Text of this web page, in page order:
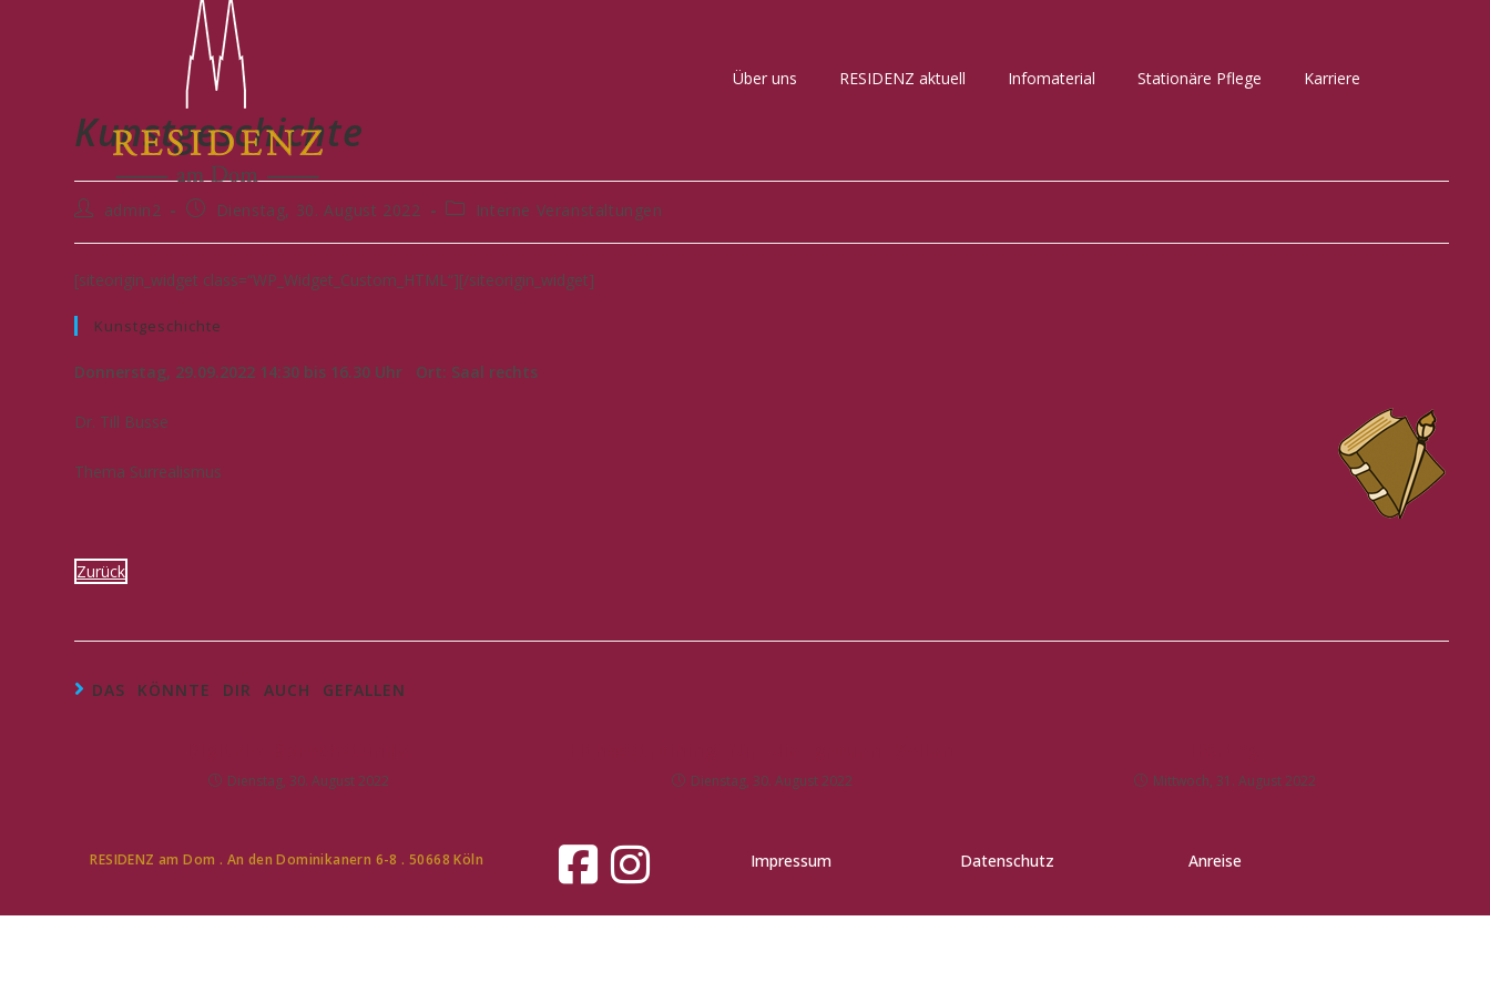
Über uns RESIDENZ aktuell Infomaterial Stationäre Pflege Karriere
Kunstgeschichte
admin2 Dienstag, 30. August 2022 Interne Veranstaltungen
[siteorigin_widget class=“WP_Widget_Custom_HTML“][/siteorigin_widget]
Kunstgeschichte
Donnerstag, 29.09.2022 14:30 bis 16.30 Uhr Ort: Saal rechts
Dr. Till Busse
Thema Surrealismus
Zurück
DAS KÖNNTE DIR AUCH GEFALLEN
Dienstag, 30. August 2022 Dienstag, 30. August 2022 Mittwoch, 31. August 2022
RESIDENZ am Dom . An den Dominikanern 6-8 . 50668 Köln Impressum Datenschutz Anreise